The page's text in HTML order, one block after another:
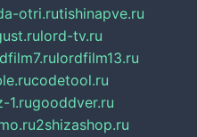
otri.rutishinapve.ru
lord-tv.ru
lordfilm13.ru
codetool.ru
1.rugooddver.ru
2shizashop.ru